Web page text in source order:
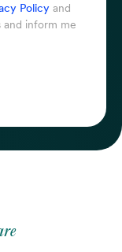
Policy and
inform me